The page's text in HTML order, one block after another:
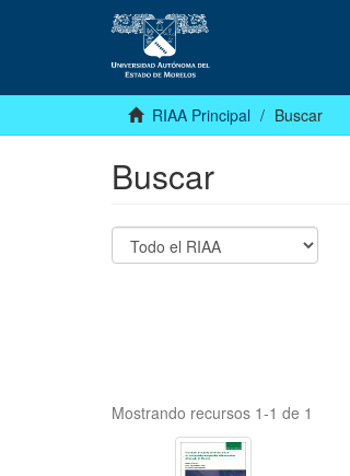
RIAA Principal Buscar
Buscar
Mostrando recursos 1-1 de 1